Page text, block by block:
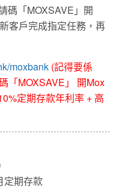
碼「MOXSAVE」開
客戶完成指定任務，再
moxbank (記得要係
「MOXSAVE」 開Mox
定期存款年利率 + 高
定期存款